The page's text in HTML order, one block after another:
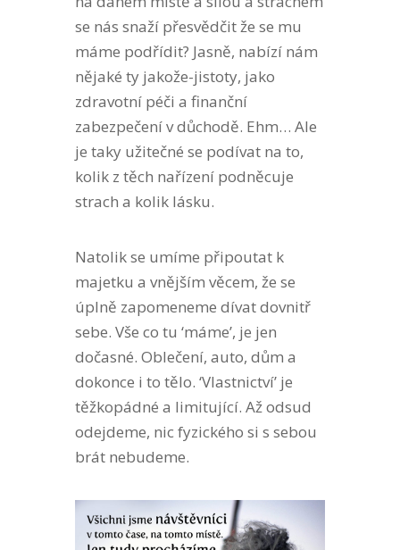
se nás snaží přesvědčit že se mu
máme podřídit? Jasně, nabízí nám
nějaké ty jakože-jistoty, jako
zdravotní péči a finanční
zabezpečení v důchodě. Ehm… Ale
je taky užitečné se podívat na to,
kolik z těch nařízení podněcuje
strach a kolik lásku.
Natolik se umíme připoutat k
majetku a vnějším věcem, že se
úplně zapomeneme dívat dovnitř
sebe. Vše co tu ‘máme’, je jen
dočasné. Oblečení, auto, dům a
dokonce i to tělo. ‘Vlastnictví’ je
těžkopádné a limitující. Až odsud
odejdeme, nic fyzického si s sebou
brát nebudeme.